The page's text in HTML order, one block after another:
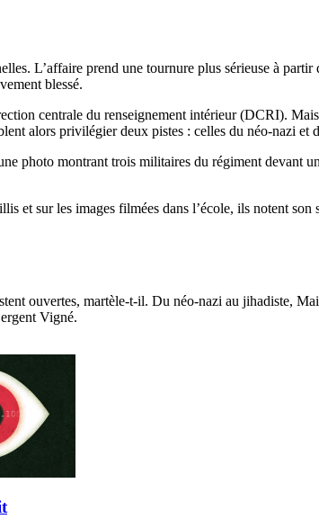
L’affaire prend une tournure plus sérieuse à
blessé.
centrale du renseignement intérieur (DCRI).
alors privilégier deux pistes : celles du néo-nazi et
photo montrant trois militaires du régiment devant
et sur les images filmées dans l’école, ils notent
ouvertes, martèle-t-il. Du néo-nazi au jihadiste,
Vigné.